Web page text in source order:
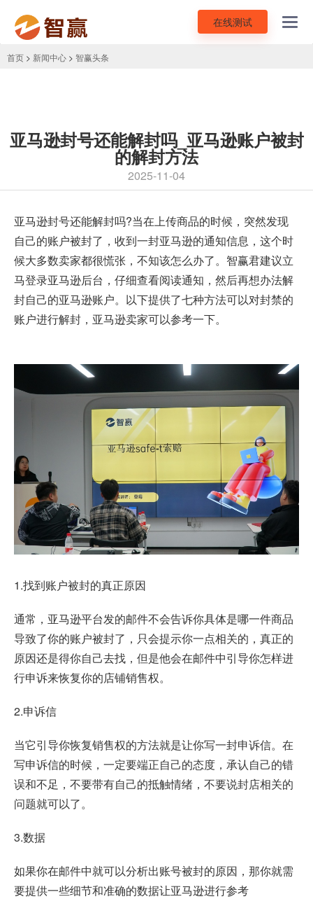
在线测试
首页 > 新闻中心 > 智赢头条
亚马逊封号还能解封吗_亚马逊账户被封
的解封方法
2025-11-04
亚马逊封号还能解封吗?当在上传商品的时候，突然发现
自己的账户被封了，收到一封亚马逊的通知信息，这个时
候大多数卖家都很慌张，不知该怎么办了。智赢君建议立
马登录亚马逊后台，仔细查看阅读通知，然后再想办法解
封自己的亚马逊账户。以下提供了七种方法可以对封禁的
账户进行解封，亚马逊卖家可以参考一下。
1.找到账户被封的真正原因
通常，亚马逊平台发的邮件不会告诉你具体是哪一件商品
导致了你的账户被封了，只会提示你一点相关的，真正的
原因还是得你自己去找，但是他会在邮件中引导你怎样进
行申诉来恢复你的店铺销售权。
2.申诉信
当它引导你恢复销售权的方法就是让你写一封申诉信。在
写申诉信的时候，一定要端正自己的态度，承认自己的错
误和不足，不要带有自己的抵触情绪，不要说封店相关的
问题就可以了。
3.数据
如果你在邮件中就可以分析出账号被封的原因，那你就需
要提供一些细节和准确的数据让亚马逊进行参考